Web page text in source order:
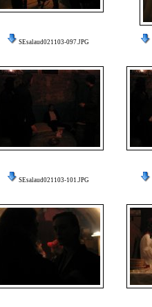
SEsalaud021103-097.JPG
SEsalaud021103-101.JPG